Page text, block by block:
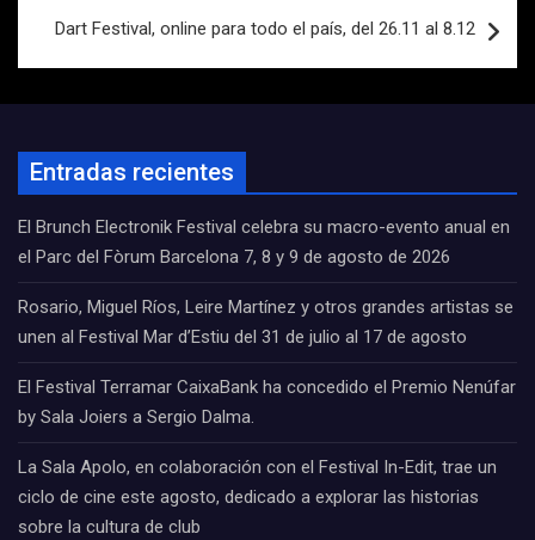
Dart Festival, online para todo el país, del 26.11 al 8.12
Entradas recientes
El Brunch Electronik Festival celebra su macro-evento anual en
el Parc del Fòrum Barcelona 7, 8 y 9 de agosto de 2026
Rosario, Miguel Ríos, Leire Martínez y otros grandes artistas se
unen al Festival Mar d’Estiu del 31 de julio al 17 de agosto
El Festival Terramar CaixaBank ha concedido el Premio Nenúfar
by Sala Joiers a Sergio Dalma.
La Sala Apolo, en colaboración con el Festival In-Edit, trae un
ciclo de cine este agosto, dedicado a explorar las historias
sobre la cultura de club